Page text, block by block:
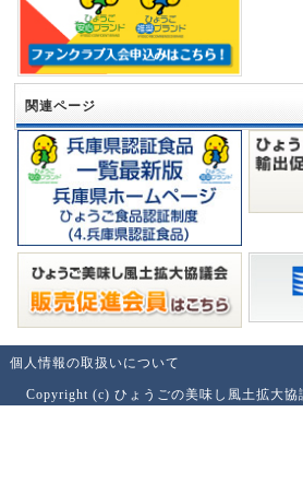
関連ページ
個人情報の取扱いについて
Copyright (c) ひょうごの美味し風土拡大協